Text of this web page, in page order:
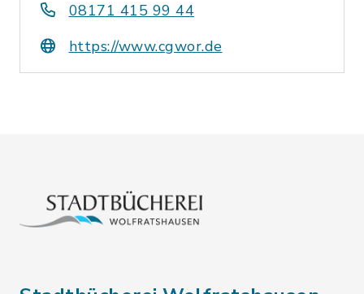
08171 415 99 44
https://www.cgwor.de